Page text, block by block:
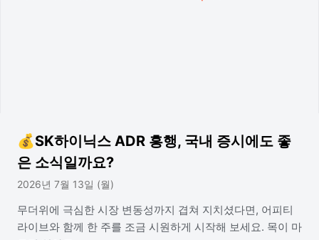
💰SK하이닉스 ADR 흥행, 국내 증시에도 좋
은 소식일까요?
2026년 7월 13일 (월)
무더위에 극심한 시장 변동성까지 겹쳐 지치셨다면, 어피티
라이브와 함께 한 주를 조금 시원하게 시작해 보세요. 목이 마